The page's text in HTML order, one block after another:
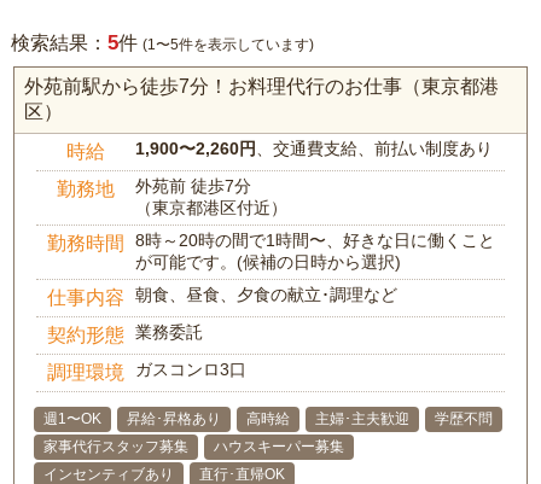
検索結果： 5件 (1〜5件を表示しています)
外苑前駅から徒歩7分！お料理代行のお仕事（東京都港
区）
時給 1,900〜2,260円 、交通費支給、前払い制度あり
勤務地
外苑前 徒歩7分
（東京都港区付近）
勤務時間
8時～20時の間で1時間〜、好きな日に働くこと
が可能です。(候補の日時から選択)
仕事内容 朝食、昼食、夕食の献立･調理など
契約形態 業務委託
調理環境 ガスコンロ3口
週1〜OK 昇給･昇格あり 高時給 主婦･主夫歓迎
学歴不問
家事代行スタッフ募集
ハウスキーパー募集
インセンティブあり
直行･直帰OK